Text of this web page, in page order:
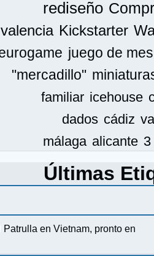
rediseño
valencia Kickstarter
juego de
"mercadillo"
familiar icehouse
dados cádiz
málaga alicante
Últimas
Patrulla en Vietnam, pronto en